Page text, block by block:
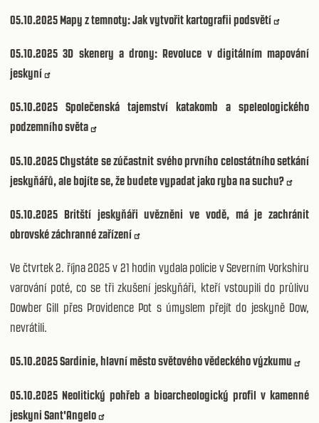
05.10.2025Mapy z temnoty: Jak vytvořit kartografii podsvětí
05.10.20253D skenery a drony: Revoluce v digitálním mapování
jeskyní
05.10.2025 Společenská tajemství katakomb a speleologického
podzemního světa
05.10.2025Chystáte se zúčastnit svého prvního celostátního setkání
jeskyňářů, ale bojíte se, že budete vypadat jako ryba na suchu?
05.10.2025 Britští jeskyňáři uvězněni ve vodě, má je zachránit
obrovské záchranné zařízení
Ve čtvrtek 2. října 2025 v 21 hodin vydala policie v Severním Yorkshiru
varování poté, co se tři zkušení jeskyňáři, kteří vstoupili do průlivu
Dowber Gill přes Providence Pot s úmyslem přejít do jeskyně Dow,
nevrátili.
05.10.2025Sardinie, hlavní město světového vědeckého výzkumu
05.10.2025 Neolitický pohřeb a bioarcheologický profil v kamenné
jeskyni Sant'Angelo